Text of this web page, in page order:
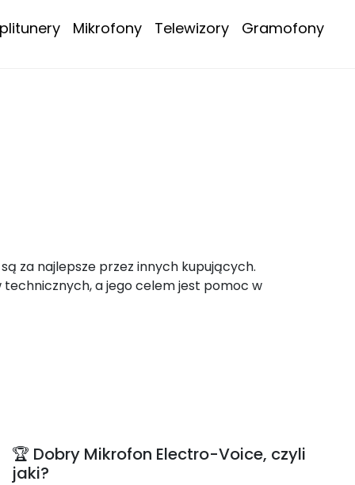
Mikrofony Telewizory Gramofony
za najlepsze przez innych kupujących.
a jego celem jest pomoc w
🏆 Dobry Mikrofon Electro-Voice, czyli
jaki?